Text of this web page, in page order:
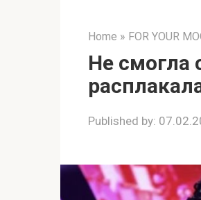
Home » FOR YOUR
Не смогла
Published by: